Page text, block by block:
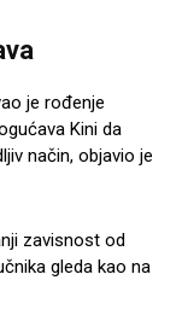
je rođenje
Kini da
način, objavio je
zavisnost od
gleda kao na